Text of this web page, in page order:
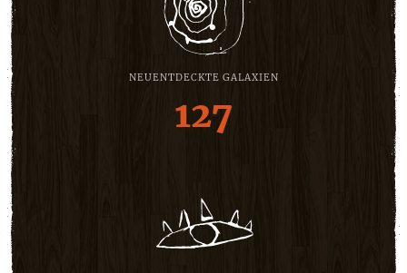
NEUENTDECKTE GALAXIEN
127